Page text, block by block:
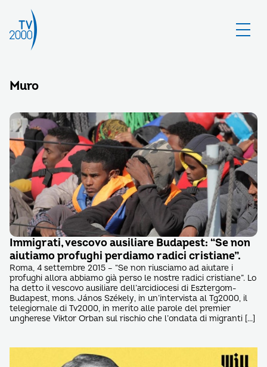
Muro
Immigrati, vescovo ausiliare Budapest: “Se non
aiutiamo profughi perdiamo radici cristiane”.
Roma, 4 settembre 2015 – “Se non riusciamo ad aiutare i
profughi allora abbiamo già perso le nostre radici cristiane”. Lo
ha detto il vescovo ausiliare dell’arcidiocesi di Esztergom-
Budapest, mons. János Székely, in un’intervista al Tg2000, il
telegiornale di Tv2000, in merito alle parole del premier
ungherese Viktor Orban sul rischio che l’ondata di migranti […]